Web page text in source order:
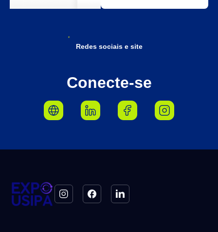
Redes sociais e site
Conecte-se